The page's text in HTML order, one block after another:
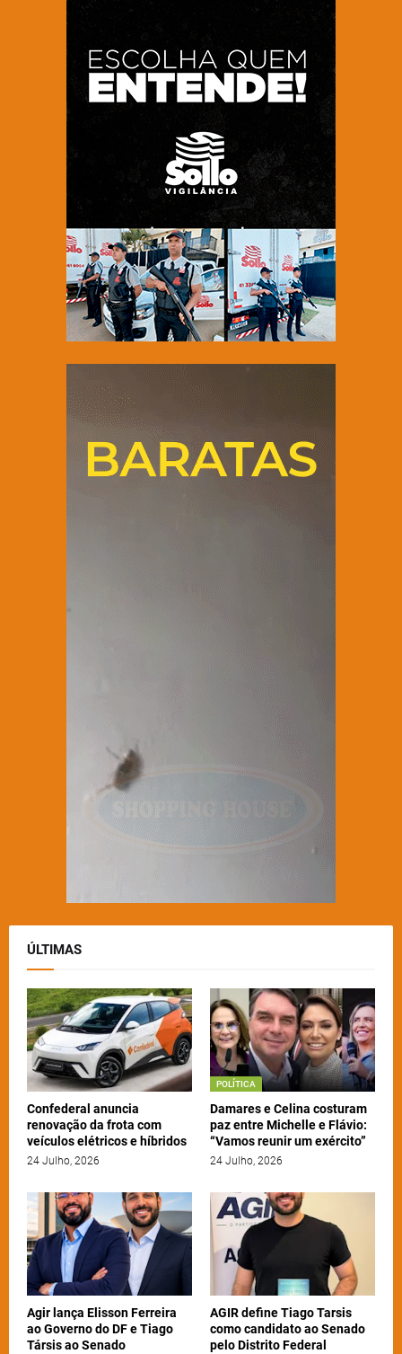
ÚLTIMAS
Confederal anuncia
renovação da frota com
veículos elétricos e híbridos
24 Julho, 2026
POLÍTICA
Damares e Celina costuram
paz entre Michelle e Flávio:
“Vamos reunir um exército”
24 Julho, 2026
Agir lança Elisson Ferreira
ao Governo do DF e Tiago
Társis ao Senado
AGIR define Tiago Tarsis
como candidato ao Senado
pelo Distrito Federal